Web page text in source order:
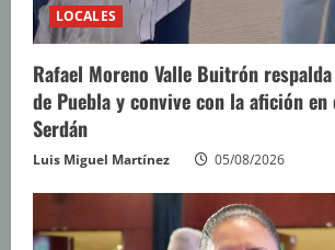
LOCALES
Rafael Moreno Valle Buitrón
de Puebla y convive con la afición en
Serdán
Luis Miguel Martínez 05/08/2026